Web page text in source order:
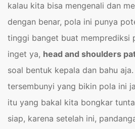
kalau kita bisa mengenali dan
dengan benar, pola ini punya
tinggi banget buat memprediksi
inget ya, head and shoulders
soal bentuk kepala dan bahu
tersembunyi yang bikin pola ini
itu yang bakal kita bongkar
siap, karena setelah ini,